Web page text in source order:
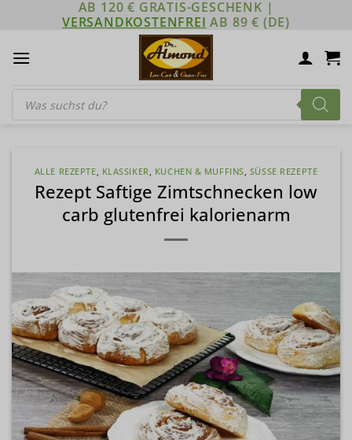
AB 120 € GRATIS-GESCHENK |
VERSANDKOSTENFREI AB 89 € (DE)
Products
search
ALLE REZEPTE, KLASSIKER, KUCHEN & MUFFINS, SÜSSE REZEPTE
Rezept Saftige Zimtschnecken low
carb glutenfrei kalorienarm